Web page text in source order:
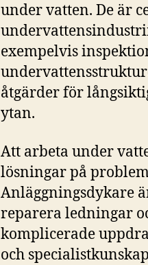
under vatten. De är
exempelvis
åtgärder för
ytan.
Att arbeta under
lösningar på
Anläggningsdykare
reparera ledningar
komplicerade
och